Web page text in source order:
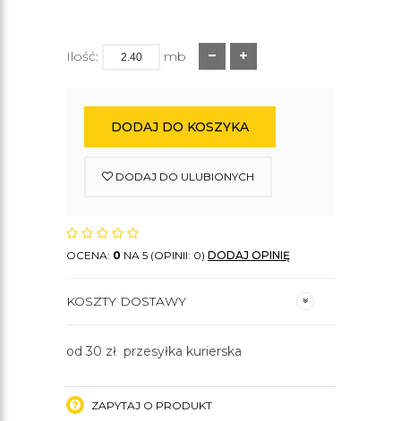
Ilość: mb
DODAJ DO KOSZYKA
DODAJ DO ULUBIONYCH
OCENA: 0 NA 5 (OPINII: 0) DODAJ OPINIĘ
KOSZTY DOSTAWY
od 30 zł przesyłka kurierska
ZAPYTAJ O PRODUKT